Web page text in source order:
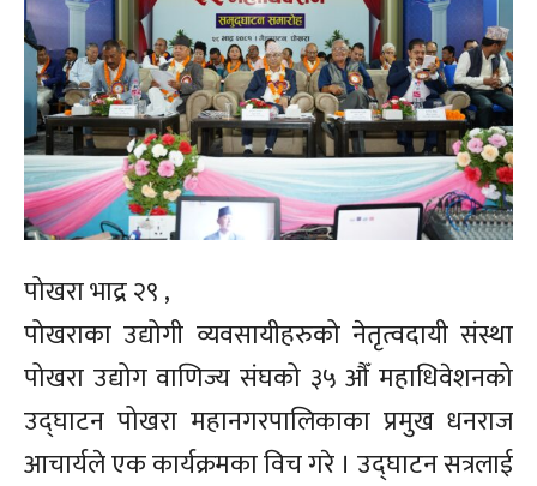
पोखरा भाद्र २९ ,
पोखराका उद्योगी व्यवसायीहरुको नेतृत्वदायी संस्था
पोखरा उद्योग वाणिज्य संघको ३५ औँ महाधिवेशनको
उद्घाटन पोखरा महानगरपालिकाका प्रमुख धनराज
आचार्यले एक कार्यक्रमका विच गरे । उद्घाटन सत्रलाई